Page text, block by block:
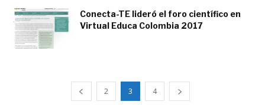
Conecta-TE lideró el foro científico en
Virtual Educa Colombia 2017
2 3 4